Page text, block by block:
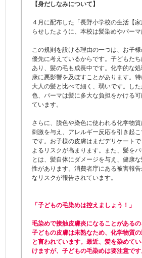
【身だしなみについて】
４月に配布した「長野小学校の生活【
らせしたように、本校は髪染めやパーマ
この規則を設ける理由の一つは、お子
優先に考えているからです。子どもた
あり、髪の毛も成長中です。化学的な
康に悪影響を及ぼすことがあります。特
大人の髪と比べて細く、弱いです。し
色、パーマは髪に多大な負担をかける
ています。
さらに、脱色や染色に使われる化学物
刺激を与え、アレルギー反応を引き起
です。お子様の皮膚はまだデリケート
よるリスクが高まります。また、髪を
とは、髪自体にダメージを与え、健康
性があります。消費者庁にある被害報
なリスクが報告されています。
「子どもの毛染めは控えましょう！」
毛染めで接触皮膚炎になることがあるの
子どもの皮膚は未熟なため、化学物質
と言われています。最近、髪を染めて
けますが、子どもの毛染めは要注意です